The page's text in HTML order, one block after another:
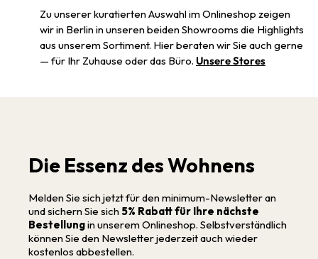
Zu unserer kuratierten Auswahl im Onlineshop zeigen
wir in Berlin in unseren beiden Showrooms die Highlights
aus unserem Sortiment. Hier beraten wir Sie auch gerne
— für Ihr Zuhause oder das Büro. Unsere Stores
Die Essenz des Wohnens
Melden Sie sich jetzt für den minimum-Newsletter an
und sichern Sie sich 5% Rabatt für Ihre nächste
Bestellungin unserem Onlineshop. Selbstverständlich
können Sie den Newsletter jederzeit auch wieder
kostenlos abbestellen.